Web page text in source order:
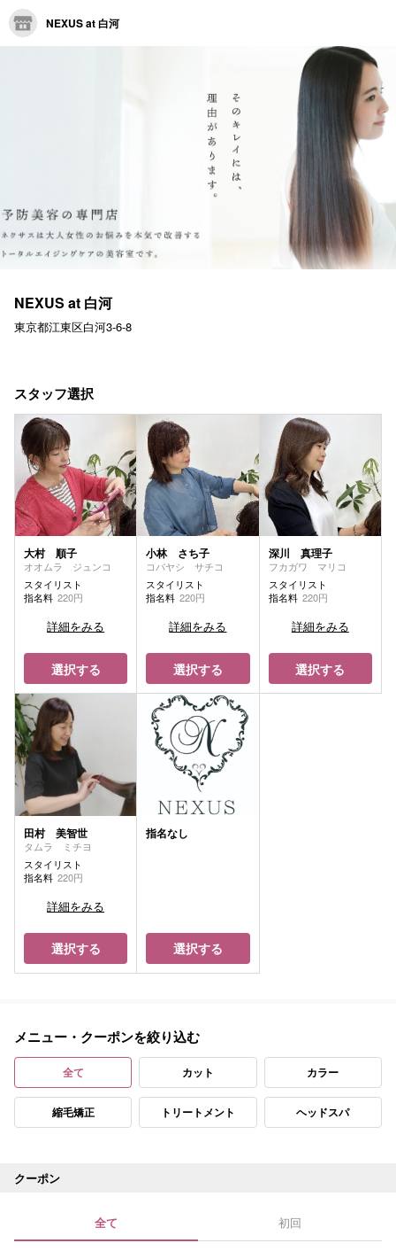
NEXUS at 白河
NEXUS at 白河
東京都江東区白河3-6-8
スタッフ選択
大村 順子
オオムラ ジュンコ
スタイリスト
指名料 220円
詳細をみる
選択する
小林 さち子
コバヤシ サチコ
スタイリスト
指名料 220円
詳細をみる
選択する
深川 真理子
フカガワ マリコ
スタイリスト
指名料 220円
詳細をみる
選択する
田村 美智世
タムラ ミチヨ
スタイリスト
指名料 220円
詳細をみる
選択する
指名なし
選択する
メニュー・クーポンを絞り込む
全て カット カラー
縮毛矯正 トリートメント ヘッドスパ
クーポン
全て 初回